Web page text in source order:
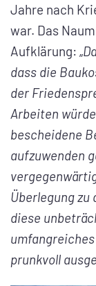
Jahre nach
war. Das
Aufklärung: „
dass die
der
Arbeiten
bescheidene
aufzuwenden
Überlegung zu
diese
prunkvoll